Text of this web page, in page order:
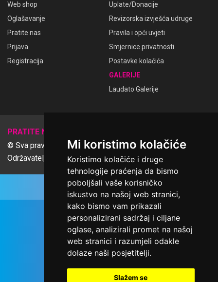
Mi koristimo kolačiće
Koristimo kolačiće i druge
tehnologije praćenja da bismo
poboljšali vaše korisničko
iskustvo na našoj web stranici,
kako bismo vam prikazali
personalizirani sadržaj i ciljane
oglase, analizirali promet na našoj
web stranici i razumjeli odakle
dolaze naši posjetitelji.
Slažem se
Web shop
Oglašavanje
Pratite nas
Prijava
Registracija
Uplate/Donacije
Revizorska izvješća udruge
Pravila i opći uvjeti
Smjernice privatnosti
Postavke kolačića
GALERIJE
Laudato Galerije
PRATITE NAS
© Sva prava pridržana Udruga Ime dobrote
Održavatelj Netcom d.o.o., Riva 6, Rijeka